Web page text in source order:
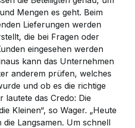
Mengen es geht. Beim
Lieferungen werden
die bei Fragen oder
eingesehen werden
kann das Unternehmen
anderem prüfen, welches
und ob es die richtige
lautete das Credo: Die
Kleinen“, so Wager. „Heute
die Langsamen. Um schnell